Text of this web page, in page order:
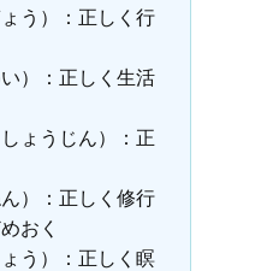
う）：正しく行
）：正しく生活
ょうじん）：正
）：正しく修行
おく
う）：正しく瞑